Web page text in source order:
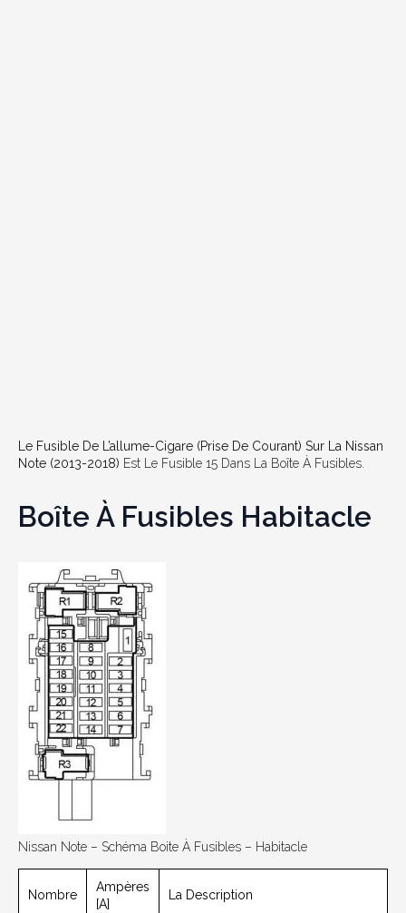
Le Fusible De L’allume-Cigare (prise De Courant) Sur La Nissan
Note (2013-2018) Est Le Fusible 15 Dans La Boîte À Fusibles.
Boîte À Fusibles Habitacle
Nissan Note – Schéma Boite À Fusibles – Habitacle
Nombre
Ampères
[A]
La Description